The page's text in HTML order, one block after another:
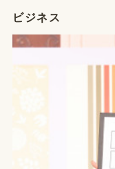
ビジネス